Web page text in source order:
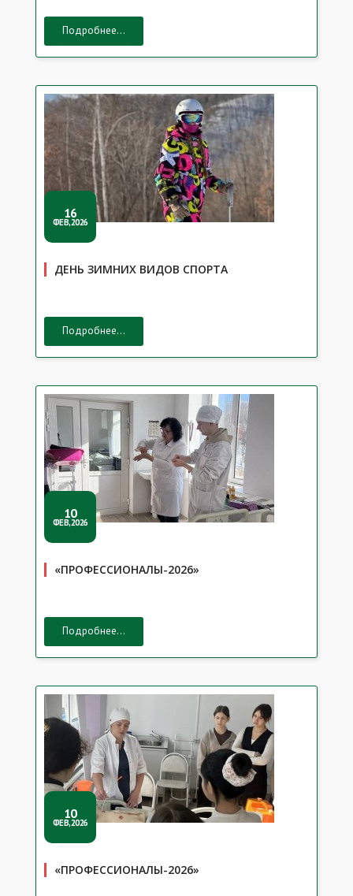
Подробнее...
16
ФЕВ,2026
ДЕНЬ ЗИМНИХ ВИДОВ СПОРТА
Подробнее...
10
ФЕВ,2026
«ПРОФЕССИОНАЛЫ-2026»
Подробнее...
10
ФЕВ,2026
«ПРОФЕССИОНАЛЫ-2026»